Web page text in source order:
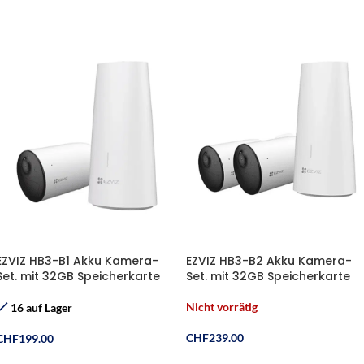
HB3-B1 Akku Kamera-
mit 32GB Speicherkarte
16 auf Lager
199.00
EZVIZ HB3-B2 Akku Kamera-
Set. mit 32GB Speicherkarte
Nicht vorrätig
CHF239.00